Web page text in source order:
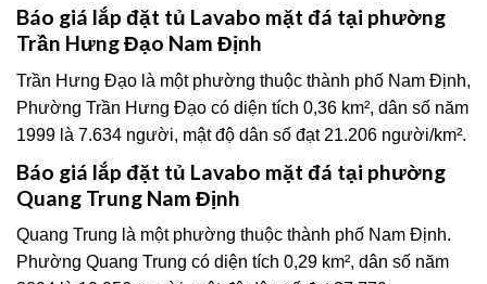
Báo giá lắp đặt tủ Lavabo mặt đá tại phường
Trần Hưng Đạo Nam Định
Trần Hưng Đạo là một phường thuộc thành phố Nam Định,
Phường Trần Hưng Đạo có diện tích 0,36 km², dân số năm
1999 là 7.634 người, mật độ dân số đạt 21.206 người/km².
Báo giá lắp đặt tủ Lavabo mặt đá tại phường
Quang Trung Nam Định
Quang Trung là một phường thuộc thành phố Nam Định.
Phường Quang Trung có diện tích 0,29 km², dân số năm